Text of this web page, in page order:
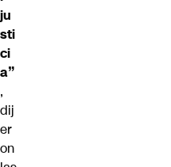
ju
sti
ci
a”
,
dij
er
on